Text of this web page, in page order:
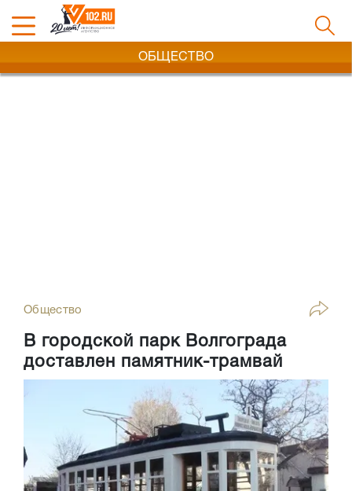
ОБЩЕСТВО
Общество
В городской парк Волгограда
доставлен памятник-трамвай